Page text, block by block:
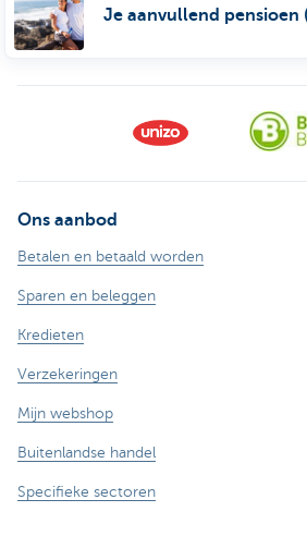
Je aanvullend pensioen
Ons aanbod
Betalen en betaald worden
Sparen en beleggen
Kredieten
Verzekeringen
Mijn webshop
Buitenlandse handel
Specifieke sectoren